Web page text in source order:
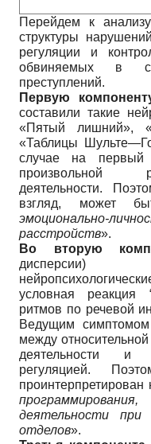
Перейдем к
структуры
регуляции и
обвиняемых в
преступлений.
Первую
составили такие
«Пятый лишний»,
«Таблицы
случае на первый
произвольной
деятельности.
взгляд, может
эмоционально-
расстройств».
Во вторую
дисперсии)
условная реакция
ритмов по речевой
Ведущим симптомом
между
деятельности и
регуляцией.
проинтерпретирован
деятельности при
отделов».